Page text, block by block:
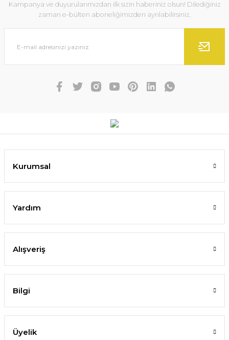
Kampanya ve duyurularımızdan ilk sizin haberiniz olsun! Dilediğiniz
zaman e-bülten aboneliğimizden ayrılabilirsiniz.
Kurumsal
Yardım
Alışveriş
Bilgi
Üyelik